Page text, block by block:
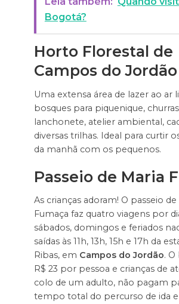
Bogotá?
Horto Florestal de
Campos do Jordão
Uma extensa área de lazer ao ar
bosques para piquenique,
lanchonete, atelier ambiental,
diversas trilhas. Ideal para curtir
da manhã com os pequenos.
Passeio de Maria
As crianças adoram! O passeio de
Fumaça faz quatro viagens por
sábados, domingos e feriados
saídas às 11h, 13h, 15h e 17h da
Ribas, em Campos do Jordão.
R$ 23 por pessoa e crianças de
colo de um adulto, não pagam
tempo total do percurso de ida